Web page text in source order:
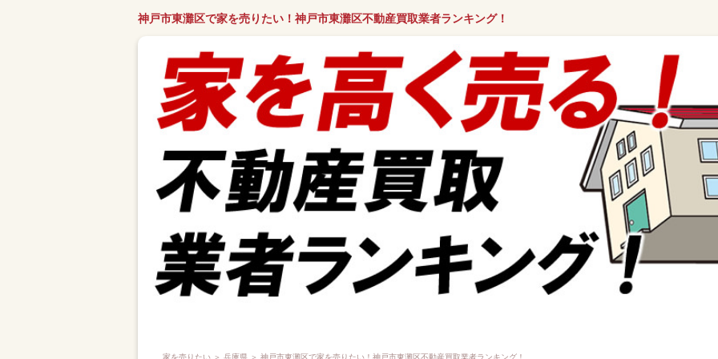
神戸市東灘区で家を売りたい！神戸市東灘区不動産買取業者ランキング！
家を売りたい ＞ 兵庫県 ＞ 神戸市東灘区で家を売りたい！神戸市東灘区不動産買取業者ランキング！